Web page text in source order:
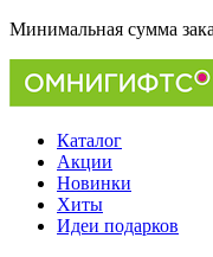
Минимальная сумма
Каталог
Акции
Новинки
Хиты
Идеи подарков